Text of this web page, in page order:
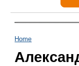
Home